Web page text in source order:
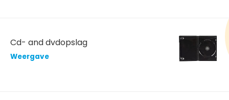
Cd- and dvdopslag
Weergave